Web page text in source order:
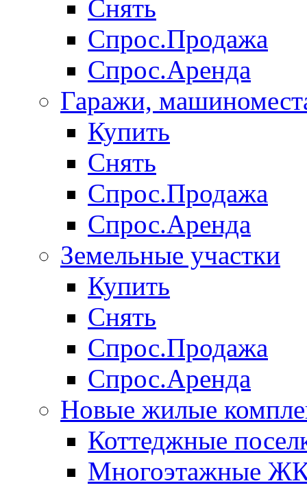
Снять
Спрос.Продажа
Спрос.Аренда
Гаражи,
Купить
Снять
Спрос.Продажа
Спрос.Аренда
Земельные участки
Купить
Снять
Спрос.Продажа
Спрос.Аренда
Новые жилые
Коттеджные
Многоэтажные